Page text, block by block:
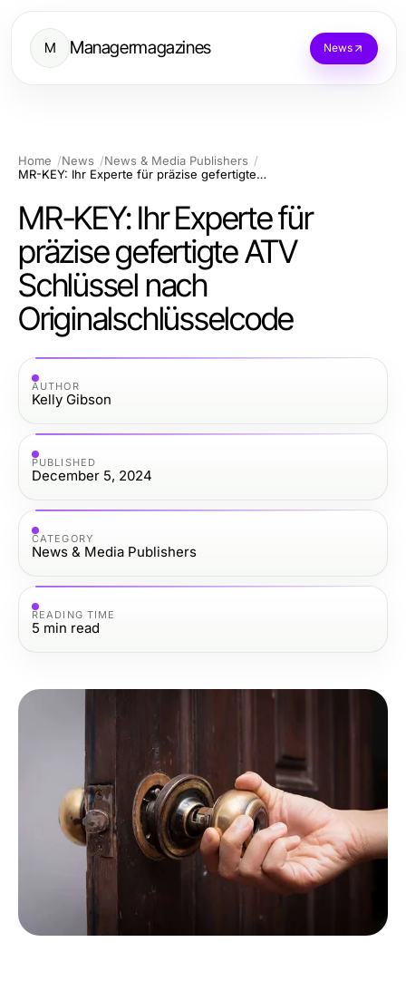
M Managermagazines News
Home News
News & Media Publishers
MR-KEY: Ihr Experte für präzise gefertigte ATV Schlüssel nach Originalschlüsselcode
MR-KEY: Ihr Experte für
präzise gefertigte ATV
Schlüssel nach
Originalschlüsselcode
AUTHOR
Kelly Gibson
PUBLISHED
December 5, 2024
CATEGORY
News & Media Publishers
READING TIME
5 min read